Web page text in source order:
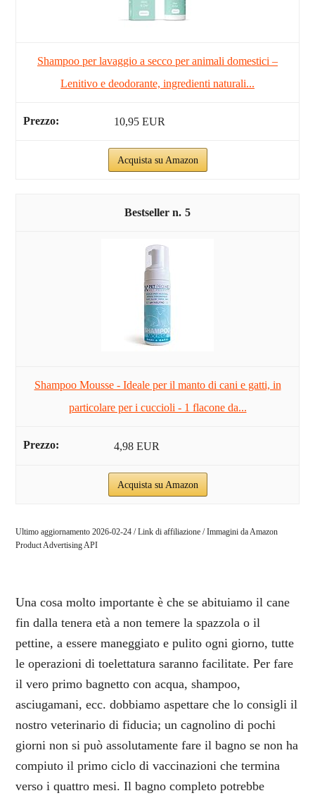
Shampoo per lavaggio a secco per animali domestici –
Lenitivo e deodorante, ingredienti naturali...
10,95 EUR
Acquista su Amazon
5
Shampoo Mousse - Ideale per il manto di cani e gatti, in
particolare per i cuccioli - 1 flacone da...
4,98 EUR
Acquista su Amazon
Ultimo aggiornamento 2026-02-24 / Link di affiliazione / Immagini da Amazon
Product Advertising API
Una cosa molto importante è che se abituiamo il cane
fin dalla tenera età a non temere la spazzola o il
pettine, a essere maneggiato e pulito ogni giorno, tutte
le operazioni di toelettatura saranno facilitate. Per fare
il vero primo bagnetto con acqua, shampoo,
asciugamani, ecc. dobbiamo aspettare che lo consigli il
nostro veterinario di fiducia; un cagnolino di pochi
giorni non si può assolutamente fare il bagno se non ha
compiuto il primo ciclo di vaccinazioni che termina
verso i quattro mesi. Il bagno completo potrebbe